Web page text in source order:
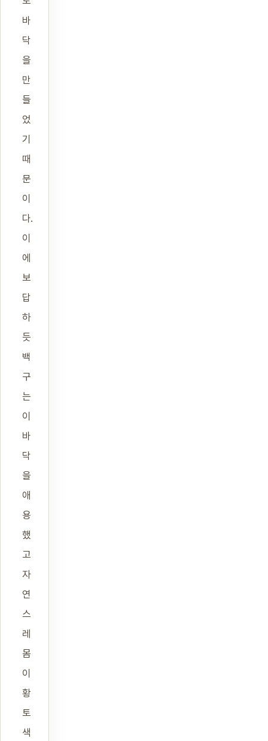
바
닥
을
만
들
었
기
때
문
이
다.
이
에
보
답
하
듯
백
구
는
이
바
닥
을
애
용
했
고
자
연
스
레
몸
이
황
토
색